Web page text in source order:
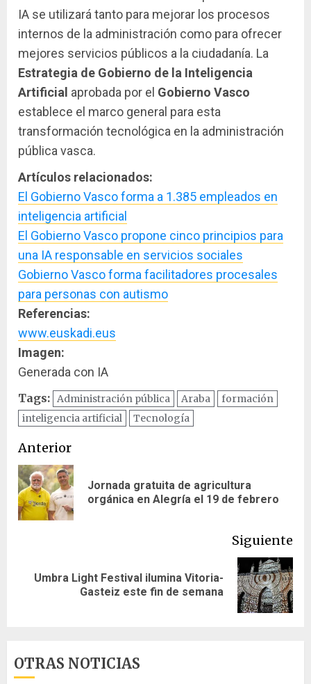
IA se utilizará tanto para mejorar los procesos
internos de la administración como para ofrecer
mejores servicios públicos a la ciudadanía. La
Estrategia de Gobierno de la Inteligencia
Artificial aprobada por el Gobierno Vasco
establece el marco general para esta
transformación tecnológica en la administración
pública vasca.
Artículos relacionados:
El Gobierno Vasco forma a 1.385 empleados en
inteligencia artificial
El Gobierno Vasco propone cinco principios para
una IA responsable en servicios sociales
Gobierno Vasco forma facilitadores procesales
para personas con autismo
Referencias:
www.euskadi.eus
Imagen:
Generada con IA
Tags: Administración pública Araba
formación
inteligencia artificial
Tecnología
Navegación
de
entradas
Anterior
Jornada gratuita de agricultura
orgánica en Alegría el 19 de febrero
Siguiente
Siguiente
Umbra Light Festival ilumina Vitoria-
Gasteiz este fin de semana
OTRAS NOTICIAS